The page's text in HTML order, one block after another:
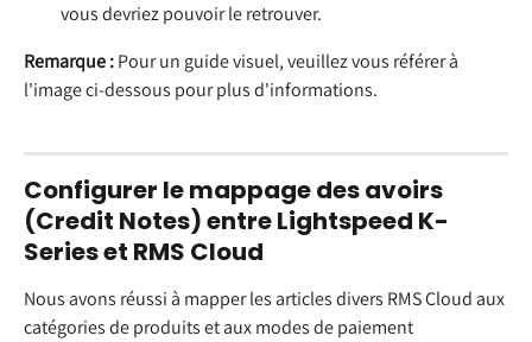
vous devriez pouvoir le retrouver.
Remarque : Pour un guide visuel, veuillez vous référer à
l'image ci-dessous pour plus d'informations.
Configurer le mappage des avoirs
(Credit Notes) entre Lightspeed K-
Series et RMS Cloud
Nous avons réussi à mapper les articles divers RMS Cloud aux
catégories de produits et aux modes de paiement